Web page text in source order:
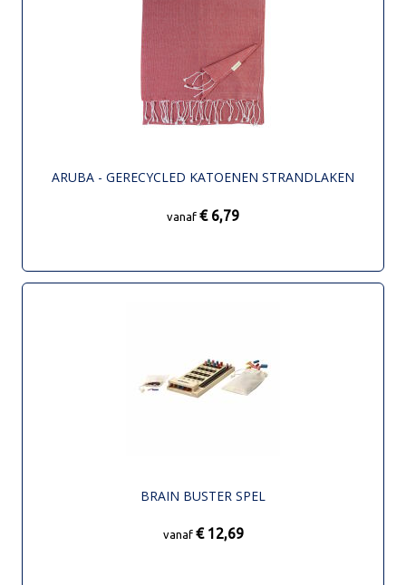
ARUBA - GERECYCLED KATOENEN STRANDLAKEN
vanaf € 6,79
BRAIN BUSTER SPEL
vanaf € 12,69